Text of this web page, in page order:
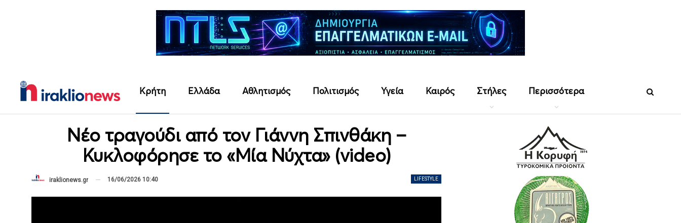
Κρήτη Ελλάδα Αθλητισμός Πολιτισμός Υγεία Καιρός Στήλες Περισσότερα
Νέο τραγούδι από τον Γιάννη Σπινθάκη –
Κυκλοφόρησε το «Μία Νύχτα» (video)
LIFESTYLE
iraklionews.gr 16/06/2026 10:40